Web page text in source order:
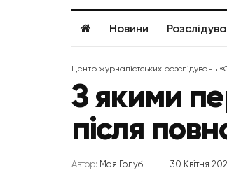
Новини
Центр журналістських розслідувань
З якими
після
Автор: Мая Голуб 30 Квітня